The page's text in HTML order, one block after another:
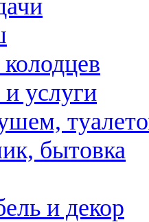
услуги
бытовка
и декор